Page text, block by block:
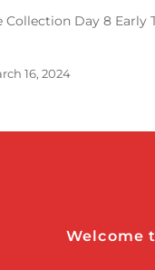
Collection Day 8 Early
16, 2024
Welcome